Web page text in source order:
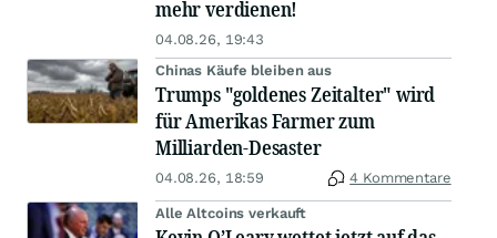
mehr verdienen!
04.08.26, 19:43
Chinas Käufe bleiben aus
Trumps "goldenes Zeitalter" wird
für Amerikas Farmer zum
Milliarden-Desaster
04.08.26, 18:59 4 Kommentare
Alle Altcoins verkauft